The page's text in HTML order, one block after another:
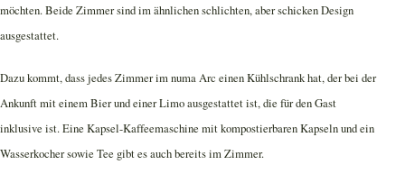
möchten. Beide Zimmer sind im ähnlichen schlichten, aber schicken Design
ausgestattet.
Dazu kommt, dass jedes Zimmer im numa Arc einen Kühlschrank hat, der bei der
Ankunft mit einem Bier und einer Limo ausgestattet ist, die für den Gast
inklusive ist. Eine Kapsel-Kaffeemaschine mit kompostierbaren Kapseln und ein
Wasserkocher sowie Tee gibt es auch bereits im Zimmer.